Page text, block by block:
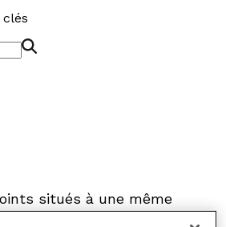
situés à une même
donné appelé le